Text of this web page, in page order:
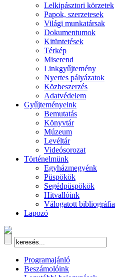
Lelkipásztori körzetek
Papok, szerzetesek
Világi munkatársak
Dokumentumok
Kitüntetések
Térkép
Miserend
Linkgyűjtemény
Nyertes pályázatok
Közbeszerzés
Adatvédelem
Gyűjteményeink
Bemutatás
Könyvtár
Múzeum
Levéltár
Videósorozat
Történelmünk
Egyházmegyénk
Püspökök
Segédpüspökök
Hitvallóink
Válogatott bibliográfia
Lapozó
Programajánló
Beszámolóink